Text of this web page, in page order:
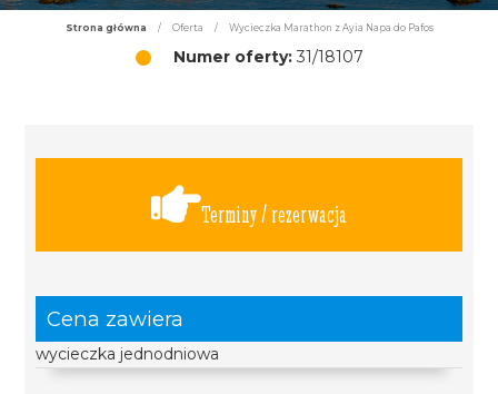
Strona główna / Oferta / Wycieczka Marathon z Ayia Napa do Pafos
Numer oferty:31/18107
Terminy / rezerwacja
Cena zawiera
wycieczka jednodniowa